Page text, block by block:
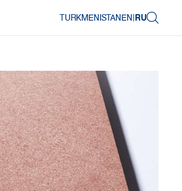
TURKMENISTANEN|RU